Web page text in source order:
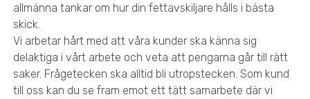
allmänna tankar om hur din fettavskiljare hålls i bästa
skick.
Vi arbetar hårt med att våra kunder ska känna sig
delaktiga i vårt arbete och veta att pengarna går till rätt
saker. Frågetecken ska alltid bli utropstecken. Som kund
till oss kan du se fram emot ett tätt samarbete där vi